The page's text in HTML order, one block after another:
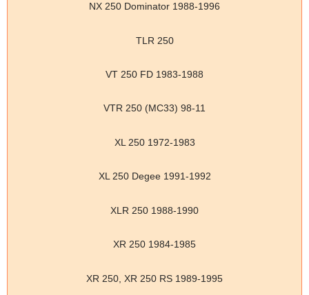
NX 250 Dominator 1988-1996
TLR 250
VT 250 FD 1983-1988
VTR 250 (MC33) 98-11
XL 250 1972-1983
XL 250 Degee 1991-1992
XLR 250 1988-1990
XR 250 1984-1985
XR 250, XR 250 RS 1989-1995